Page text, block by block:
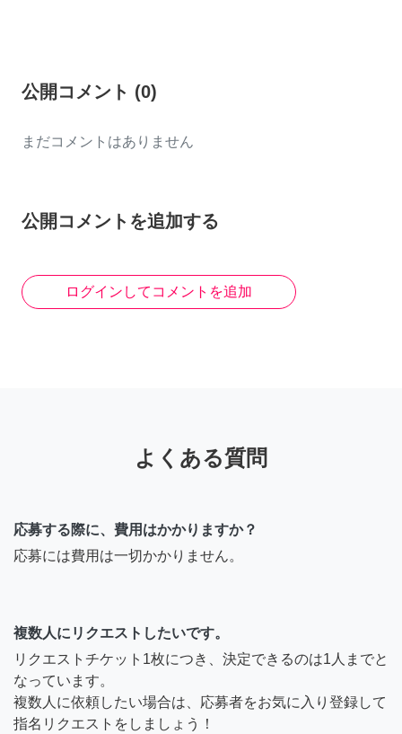
公開コメント (0)
まだコメントはありません
公開コメントを追加する
ログインしてコメントを追加
よくある質問
応募する際に、費用はかかりますか？
応募には費用は一切かかりません。
複数人にリクエストしたいです。
リクエストチケット1枚につき、決定できるのは1人までと
なっています。
複数人に依頼したい場合は、応募者をお気に入り登録して
指名リクエストをしましょう！